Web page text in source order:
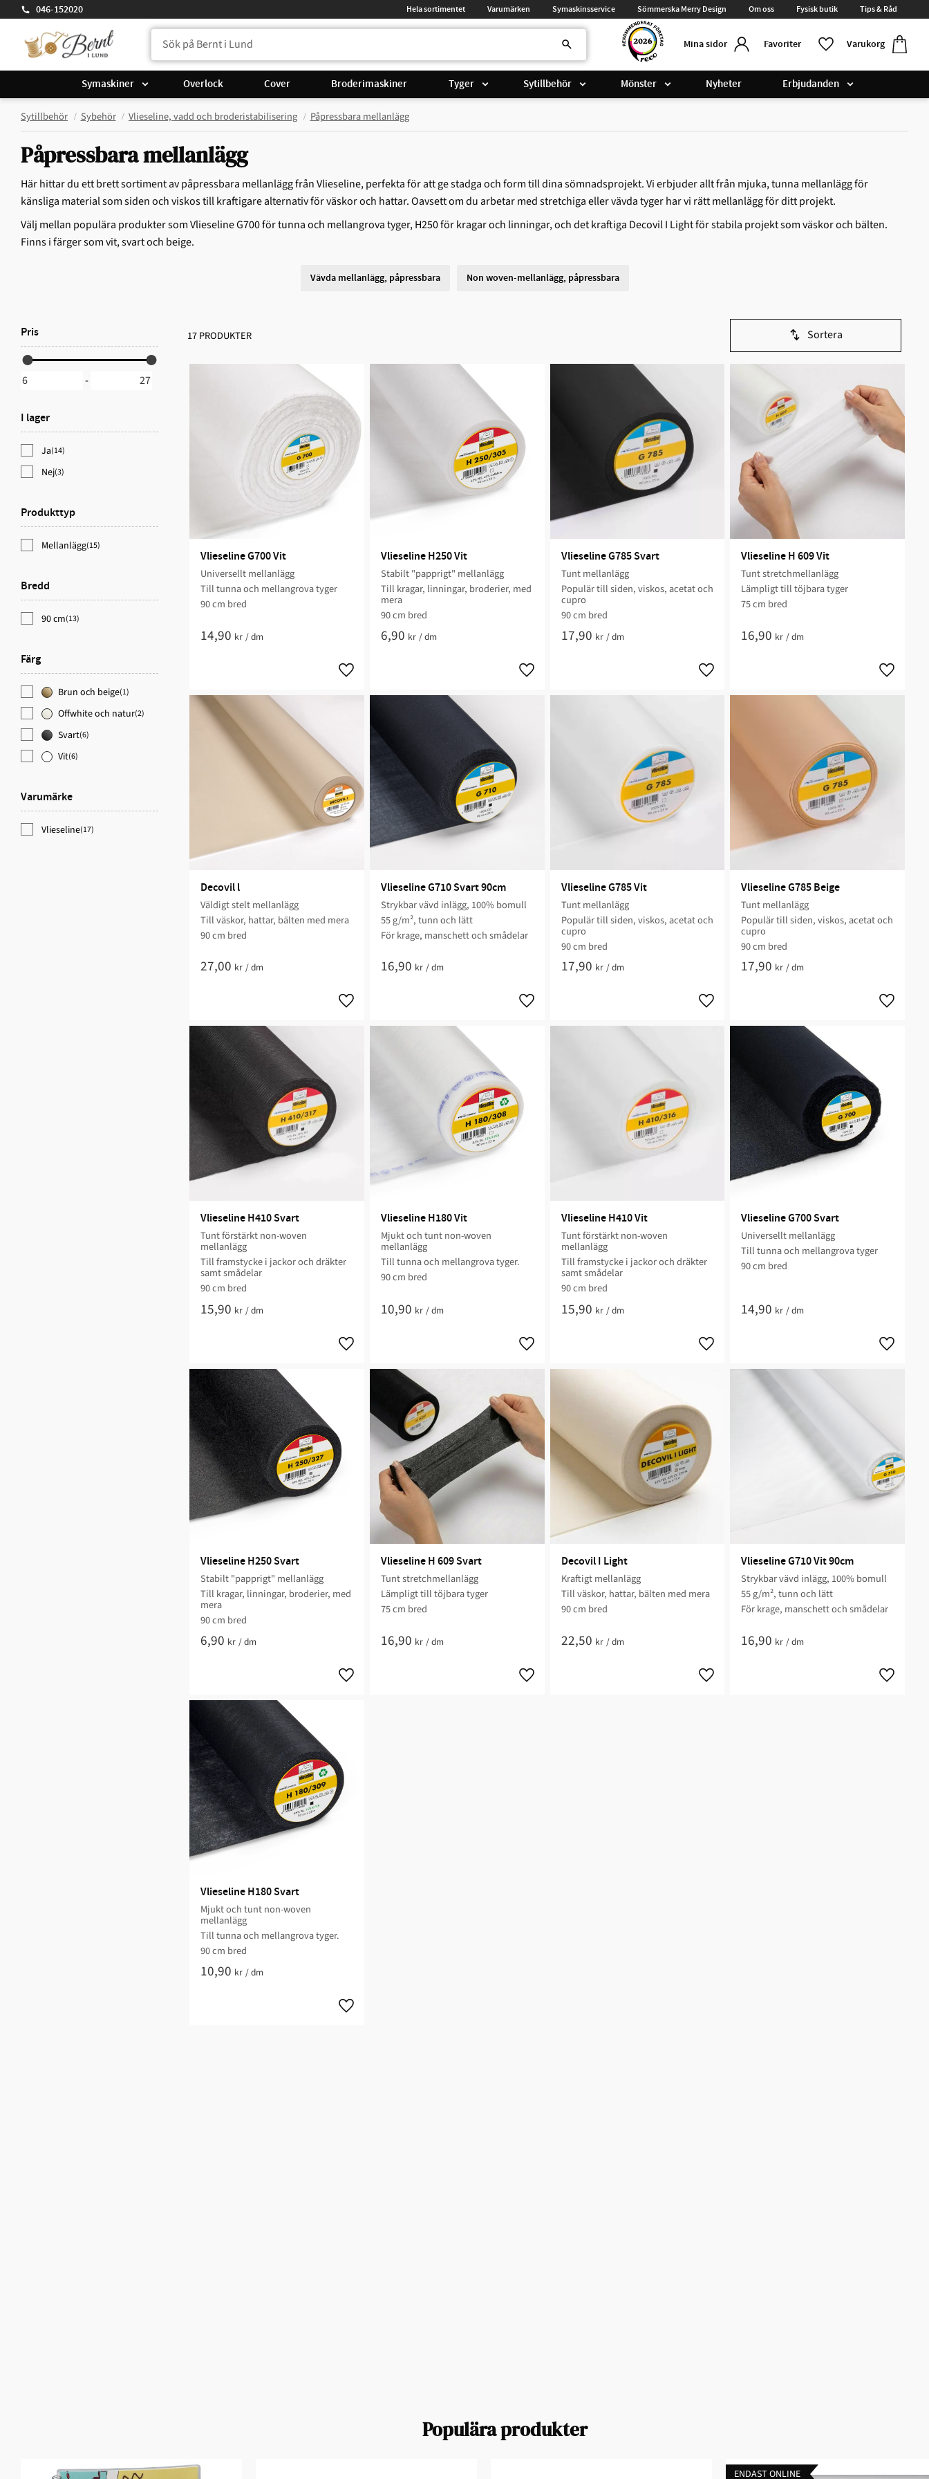
046-152020 Hela sortimentet Varumärken Symaskinsservice Sömmerska Merry Design Om oss Fysisk butik Tips & Råd
Mina sidor Favoriter Varukorg
Favoriter
Symaskiner Overlock Cover Broderimaskiner Tyger Sytillbehör Mönster Nyheter Erbjudanden
Sytillbehör Sybehör Vlieseline, vadd och broderistabilisering Påpressbara mellanlägg
Påpressbara mellanlägg
Här hittar du ett brett sortiment av påpressbara mellanlägg från Vlieseline, perfekta för att ge stadga och form till dina sömnadsprojekt. Vi erbjuder allt från mjuka, tunna mellanlägg för
känsliga material som siden och viskos till kraftigare alternativ för väskor och hattar. Oavsett om du arbetar med stretchiga eller vävda tyger har vi rätt mellanlägg för ditt projekt.
Välj mellan populära produkter som Vlieseline G700 för tunna och mellangrova tyger, H250 för kragar och linningar, och det kraftiga Decovil I Light för stabila projekt som väskor och bälten.
Finns i färger som vit, svart och beige.
Vävda mellanlägg, påpressbara Non woven-mellanlägg, påpressbara
Pris
-
I lager
Ja(14)
Nej(3)
Produkttyp
Mellanlägg(15)
Bredd
90 cm(13)
Färg
Brun och beige(1)
Offwhite och natur(2)
Svart(6)
Vit(6)
Varumärke
Vlieseline(17)
17 PRODUKTER Sortera
Vlieseline G700 Vit
Universellt mellanlägg
Till tunna och mellangrova tyger
90 cm bred
14,90 kr /dm
Vlieseline H250 Vit
Stabilt "papprigt" mellanlägg
Till kragar, linningar, broderier, med
mera ​
90 cm bred​
6,90 kr /dm
Vlieseline G785 Svart
Tunt mellanlägg
Populär till siden, viskos, acetat och
cupro
90 cm bred
17,90 kr /dm
Vlieseline H 609 Vit
Tunt stretchmellanlägg
Lämpligt till töjbara tyger
75 cm bred
16,90 kr /dm
Decovil l
Väldigt stelt mellanlägg
Till väskor, hattar, bälten med mera​
90 cm bred​​
27,00 kr /dm
Vlieseline G710 Svart 90cm
Strykbar vävd inlägg, 100% bomull
55 g/m², tunn och lätt
För krage, manschett och smådelar
16,90 kr /dm
Vlieseline G785 Vit
Tunt mellanlägg
Populär till siden, viskos, acetat och
cupro
90 cm bred
17,90 kr /dm
Vlieseline G785 Beige
Tunt mellanlägg
Populär till siden, viskos, acetat och
cupro
90 cm bred
17,90 kr /dm
Vlieseline H410 Svart
Tunt förstärkt non-woven
mellanlägg
Till framstycke i jackor och dräkter
samt smådelar
90 cm bred
15,90 kr /dm
Vlieseline H180 Vit
Mjukt och tunt non-woven
mellanlägg
Till tunna och mellangrova tyger.​
90 cm bred​
10,90 kr /dm
Vlieseline H410 Vit
Tunt förstärkt non-woven
mellanlägg
Till framstycke i jackor och dräkter
samt smådelar
90 cm bred
15,90 kr /dm
Vlieseline G700 Svart
Universellt mellanlägg
Till tunna och mellangrova tyger
90 cm bred
14,90 kr /dm
Vlieseline H250 Svart
Stabilt "papprigt" mellanlägg
Till kragar, linningar, broderier, med
mera ​
90 cm bred​
6,90 kr /dm
Vlieseline H 609 Svart
Tunt stretchmellanlägg
Lämpligt till töjbara tyger
75 cm bred
16,90 kr /dm
Decovil I Light
Kraftigt mellanlägg
Till väskor, hattar, bälten med mera​
90 cm bred​​
22,50 kr /dm
Vlieseline G710 Vit 90cm
Strykbar vävd inlägg, 100% bomull
55 g/m², tunn och lätt
För krage, manschett och smådelar
16,90 kr /dm
Vlieseline H180 Svart
Mjukt och tunt non-woven
mellanlägg
Till tunna och mellangrova tyger.​
90 cm bred​
10,90 kr /dm
Populära produkter
ENDAST ONLINE